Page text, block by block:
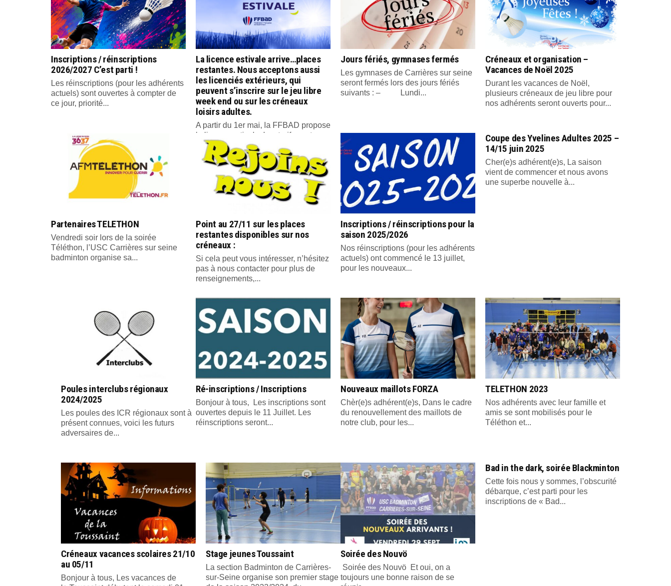
Inscriptions / réinscriptions
2026/2027 C’est parti !
Les réinscriptions (pour les adhérents
actuels) sont ouvertes à compter de
ce jour, priorité...
La licence estivale arrive…places
restantes. Nous acceptons aussi
les licenciés extérieurs, qui
peuvent s’inscrire sur le jeu libre
week end ou sur les créneaux
loisirs adultes.
A partir du 1er mai, la FFBAD propose
la licence estivale. Les tarifs sont...
Jours fériés, gymnases fermés
Les gymnases de Carrières sur seine
seront fermés lors des jours fériés
suivants : – Lundi...
Créneaux et organisation –
Vacances de Noël 2025
Durant les vacances de Noël,
plusieurs créneaux de jeu libre pour
nos adhérents seront ouverts pour...
Partenaires TELETHON
Vendredi soir lors de la soirée
Téléthon, l’USC Carrières sur seine
badminton organise sa...
Point au 27/11 sur les places
restantes disponibles sur nos
créneaux :
Si cela peut vous intéresser, n’hésitez
pas à nous contacter pour plus de
renseignements,...
Inscriptions / réinscriptions pour la
saison 2025/2026
Nos réinscriptions (pour les adhérents
actuels) ont commencé le 13 juillet,
pour les nouveaux...
Coupe des Yvelines Adultes 2025 –
14/15 juin 2025
Cher(e)s adhérent(e)s, La saison
vient de commencer et nous avons
une superbe nouvelle à...
Poules interclubs régionaux
2024/2025
Les poules des ICR régionaux sont à
présent connues, voici les futurs
adversaires de...
Ré-inscriptions / Inscriptions
Bonjour à tous, Les inscriptions sont
ouvertes depuis le 11 Juillet. Les
réinscriptions seront...
Nouveaux maillots FORZA
Chèr(e)s adhérent(e)s, Dans le cadre
du renouvellement des maillots de
notre club, pour les...
TELETHON 2023
Nos adhérents avec leur famille et
amis se sont mobilisés pour le
Téléthon et...
Créneaux vacances scolaires 21/10
au 05/11
Bonjour à tous, Les vacances de
Stage jeunes Toussaint
La section Badminton de Carrières-
sur-Seine organise son premier stage
Soirée des Nouvö
Soirée des Nouvö Et oui, on a
toujours une bonne raison de se
Bad in the dark, soirée Blackminton
Cette fois nous y sommes, l’obscurité
débarque, c’est parti pour les
inscriptions de « Bad...